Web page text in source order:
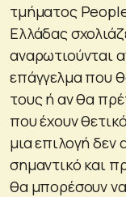
τμήματος
Ελλάδας
αναρωτιούνται
επάγγελμα που
τους ή αν θα
που έχουν
μια επιλογή δεν
σημαντικό και
θα μπορέσουν